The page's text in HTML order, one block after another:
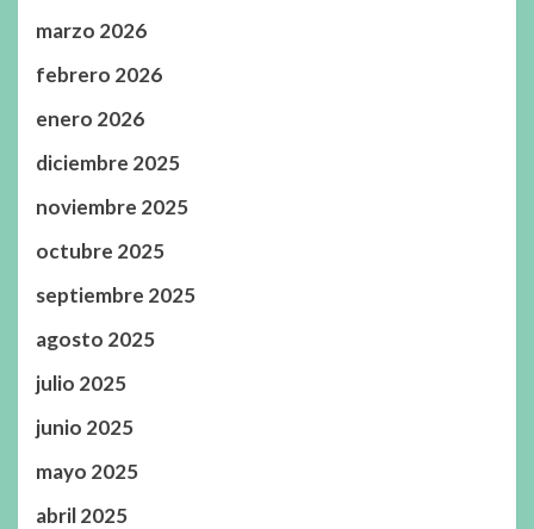
marzo 2026
febrero 2026
enero 2026
diciembre 2025
noviembre 2025
octubre 2025
septiembre 2025
agosto 2025
julio 2025
junio 2025
mayo 2025
abril 2025